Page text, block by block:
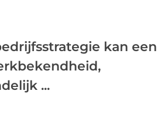
kan een
...